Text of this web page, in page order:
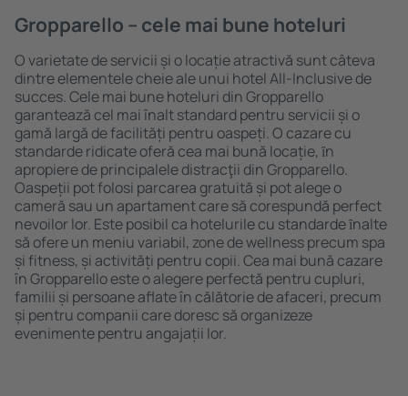
Gropparello – cele mai bune hoteluri
O varietate de servicii și o locație atractivă sunt câteva
dintre elementele cheie ale unui hotel All-Inclusive de
succes. Cele mai bune hoteluri din Gropparello
garantează cel mai înalt standard pentru servicii și o
gamă largă de facilități pentru oaspeți. O cazare cu
standarde ridicate oferă cea mai bună locație, ȋn
apropiere de principalele distracţii din Gropparello.
Oaspeții pot folosi parcarea gratuită și pot alege o
cameră sau un apartament care să corespundă perfect
nevoilor lor. Este posibil ca hotelurile cu standarde ȋnalte
să ofere un meniu variabil, zone de wellness precum spa
și fitness, și activități pentru copii. Cea mai bună cazare
în Gropparello este o alegere perfectă pentru cupluri,
familii și persoane aflate în călătorie de afaceri, precum
și pentru companii care doresc să organizeze
evenimente pentru angajații lor.